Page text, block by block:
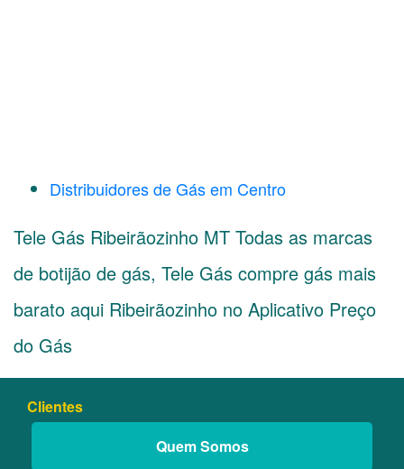
Distribuidores de Gás em Centro
Tele Gás Ribeirãozinho MT Todas as marcas
de botijão de gás, Tele Gás compre gás mais
barato aqui Ribeirãozinho no Aplicativo Preço
do Gás
Clientes
Quem Somos